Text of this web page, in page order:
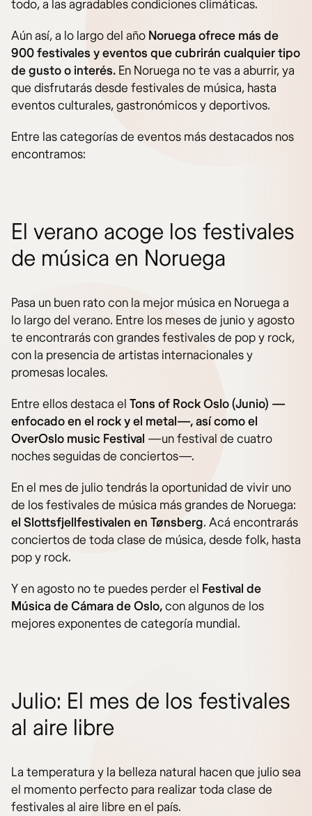
todo, a las agradables condiciones climáticas.
Aún así, a lo largo del año Noruega ofrece más de
900 festivales y eventos que cubrirán cualquier tipo
de gusto o interés. En Noruega no te vas a aburrir, ya
que disfrutarás desde festivales de música, hasta
eventos culturales, gastronómicos y deportivos.
Entre las categorías de eventos más destacados nos
encontramos:
El verano acoge los festivales
de música en Noruega
Pasa un buen rato con la mejor música en Noruega a
lo largo del verano. Entre los meses de junio y agosto
te encontrarás con grandes festivales de pop y rock,
con la presencia de artistas internacionales y
promesas locales.
Entre ellos destaca el Tons of Rock Oslo (Junio) —
enfocado en el rock y el metal—, así como el
OverOslo music Festival —un festival de cuatro
noches seguidas de conciertos—.
En el mes de julio tendrás la oportunidad de vivir uno
de los festivales de música más grandes de Noruega:
el Slottsfjellfestivalen en Tønsberg. Acá encontrarás
conciertos de toda clase de música, desde folk, hasta
pop y rock.
Y en agosto no te puedes perder el Festival de
Música de Cámara de Oslo,con algunos de los
mejores exponentes de categoría mundial.
Julio: El mes de los festivales
al aire libre
La temperatura y la belleza natural hacen que julio sea
el momento perfecto para realizar toda clase de
festivales al aire libre en el país.